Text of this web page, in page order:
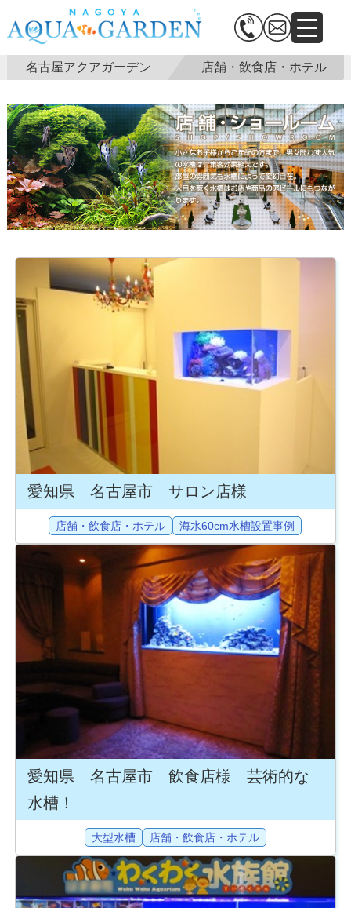
名古屋アクアガーデン 店舗・飲食店・ホテル
愛知県 名古屋市 サロン店様
店舗・飲食店・ホテル 海水60cm水槽設置事例
愛知県 名古屋市 飲食店様 芸術的な
水槽！
大型水槽 店舗・飲食店・ホテル